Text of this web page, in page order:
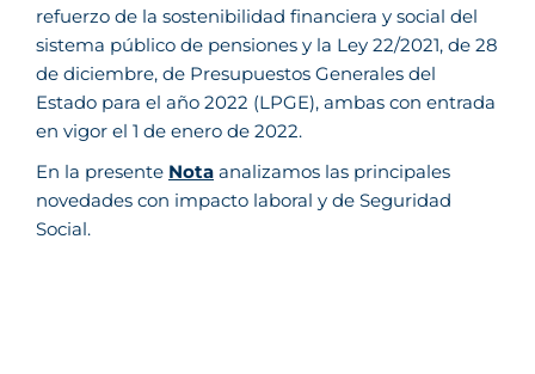
refuerzo de la sostenibilidad financiera y social del
sistema público de pensiones y la Ley 22/2021, de 28
de diciembre, de Presupuestos Generales del
Estado para el año 2022 (LPGE), ambas con entrada
en vigor el 1 de enero de 2022.
En la presente Nota analizamos las principales
novedades con impacto laboral y de Seguridad
Social.